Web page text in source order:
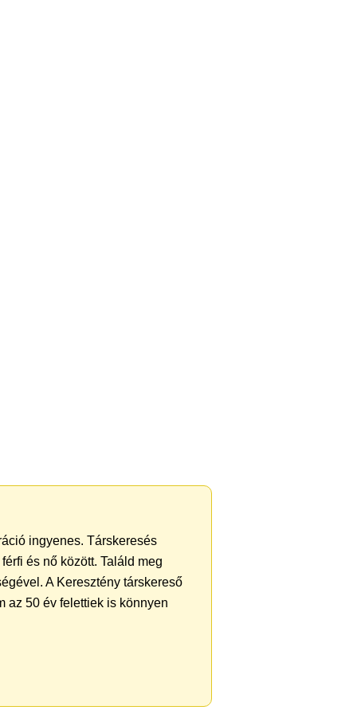
ingyenes. Társkeresés
és nő között. Találd meg
A Keresztény társkereső
az 50 év felettiek is könnyen